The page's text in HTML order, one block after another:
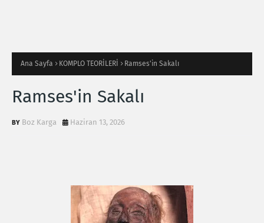
Ana Sayfa KOMPLO TEORİLERİ Ramses'in Sakalı
Ramses'in Sakalı
Boz Karga Haziran 13, 2026